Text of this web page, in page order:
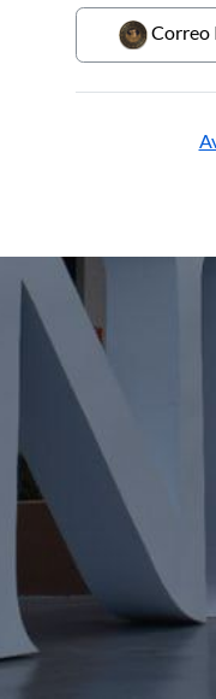
Correo